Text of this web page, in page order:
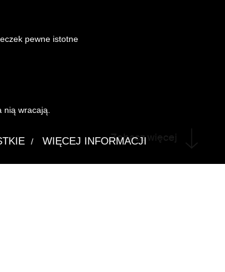
Zobacz więcej
pewne istotne
wracają.
/ WIĘCEJ INFORMACJI